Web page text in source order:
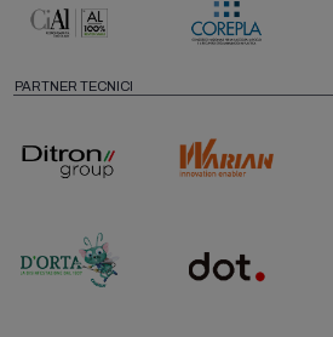
PARTNER TECNICI